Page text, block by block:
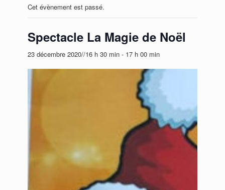
Cet évènement est passé.
Spectacle La Magie de Noël
23 décembre 2020//16 h 30 min - 17 h 00 min